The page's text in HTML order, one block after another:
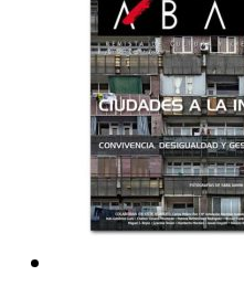
The
options
may
be
chosen
on
the
product
page